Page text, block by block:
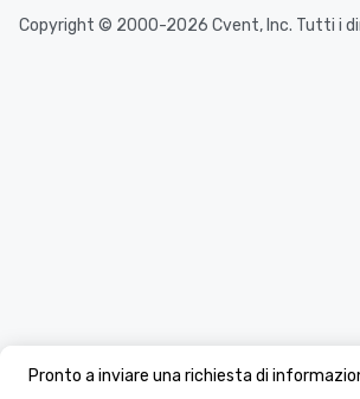
Pronto a inviare una richiesta di
Copyright © 2000-2026 Cvent, Inc. Tutti i